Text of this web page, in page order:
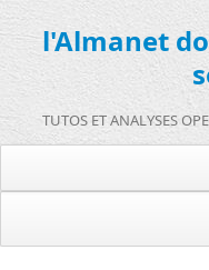
l'Almanet
TUTOS ET ANALYSES
Je m’inscris sur doLys !